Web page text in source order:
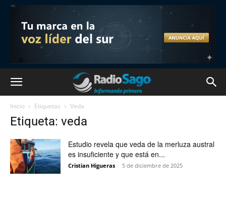
Inicio Etiquetas Veda
Etiqueta: veda
Estudio revela que veda de la merluza austral
es insuficiente y que está en...
Cristian Higueras - 5 de diciembre de 2025